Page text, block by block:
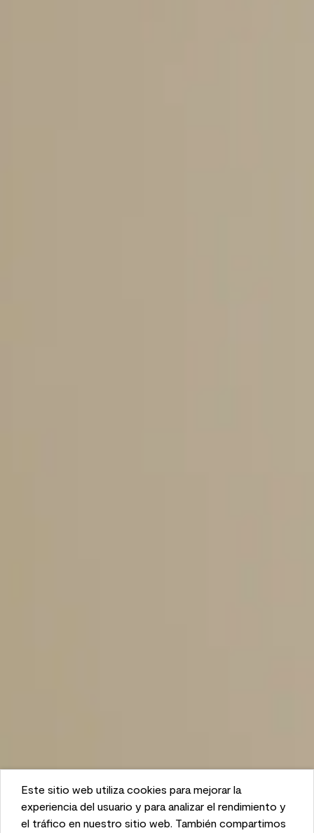
This website uses cookies to enhance user experience
and to analyze performance and traffic on our website.
Este sitio web utiliza cookies para mejorar la
experiencia del usuario y para analizar el rendimiento y
el tráfico en nuestro sitio web. También compartimos